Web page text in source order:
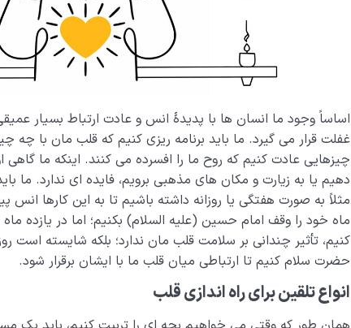
اساساً وجود ما انسان ها با پدیدۀ انس و عادت ارتباط بسیار
غفلت قرار می گیرد. ما باید برنامه ریزی کنیم که قلب مان با چه
چیزهایی عادت کنیم که روح ما را افسرده می کنند. اینکه ما
دهیم یا به زیارت و مکان های مذهبی برویم، فایده ای ندارد. ما
مثلاً به صورت هفتگی یا روزانه داشته باشیم تا به این کارها انس
ماه خود را وقف امام حسین (علیه السلام) بکنیم؛ اما در یازده
کنیم، تأثیر چندانی بر سلامت قلب مان ندارد؛ بلکه شایسته است
حضرت سلام کنیم تا ارتباطی میان قلب ما با ایشان برقرار شود.
انواع تلقین برای راه اندازی قلب